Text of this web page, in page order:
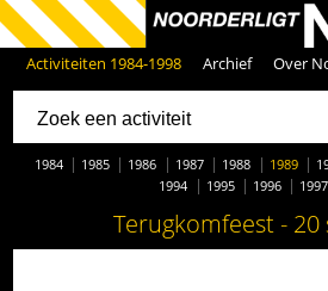
Activiteiten 1984-1998 Archief Over
1984 1985 1986 1987 1988 1989
1994
1995 1996 1997
Terugkomfeest - 20